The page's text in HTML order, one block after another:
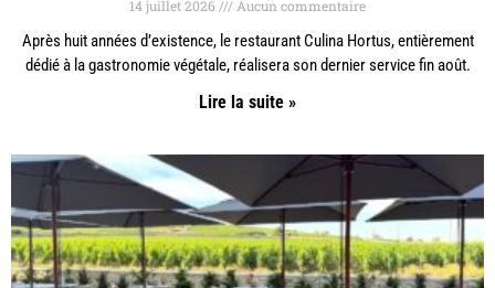
14 juillet 2026 Aucun commentaire
Après huit années d’existence, le restaurant Culina Hortus, entièrement
dédié à la gastronomie végétale, réalisera son dernier service fin août.
Lire la suite »